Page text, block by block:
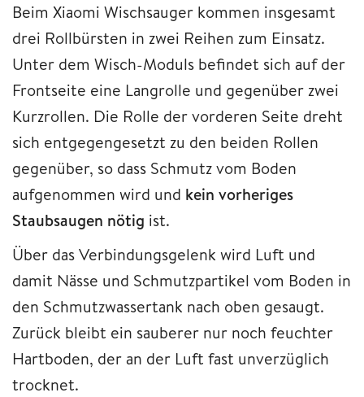
Beim Xiaomi Wischsauger kommen insgesamt
drei Rollbürsten in zwei Reihen zum Einsatz.
Unter dem Wisch-Moduls befindet sich auf der
Frontseite eine Langrolle und gegenüber zwei
Kurzrollen. Die Rolle der vorderen Seite dreht
sich entgegengesetzt zu den beiden Rollen
gegenüber, so dass Schmutz vom Boden
aufgenommen wird und kein vorheriges
Staubsaugen nötig ist.
Über das Verbindungsgelenk wird Luft und
damit Nässe und Schmutzpartikel vom Boden in
den Schmutzwassertank nach oben gesaugt.
Zurück bleibt ein sauberer nur noch feuchter
Hartboden, der an der Luft fast unverzüglich
trocknet.